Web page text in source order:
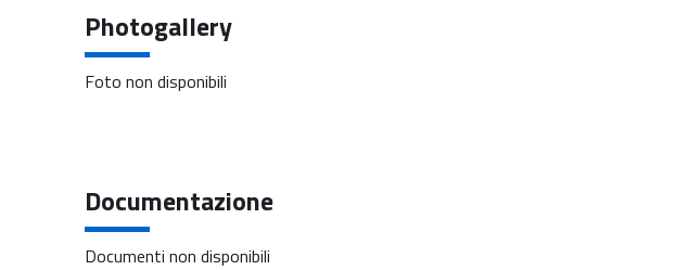
Photogallery
Foto non disponibili
Documentazione
Documenti non disponibili